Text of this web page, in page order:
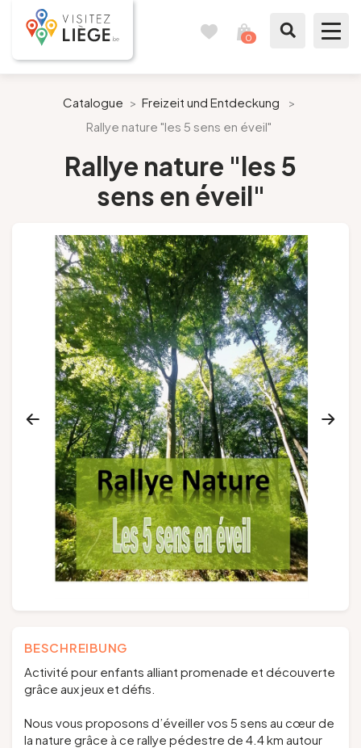
0
Wie ein Bürger von Lüttich
Meinen Aufenthalt vorbereiten
Stadt Lüttich
Agenda
Folgen Sie uns
Gruppen und Reiseveranstalter
NL DE
Catalogue > Freizeit und Entdeckung
>
Rallye nature "les 5 sens en éveil"
Rallye nature "les 5
sens en éveil"
BESCHREIBUNG
Activité pour enfants alliant promenade et découverte
grâce aux jeux et défis.
Nous vous proposons d’éveiller vos 5 sens au cœur de
la nature grâce à ce rallye pédestre de 4.4 km autour